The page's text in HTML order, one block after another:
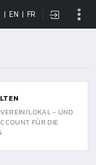
EN FR
LOKAL - UND
FÜR DIE